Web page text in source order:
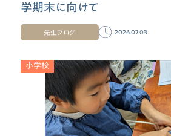
学期末に向けて
先生ブログ 2026.07.03
小学校